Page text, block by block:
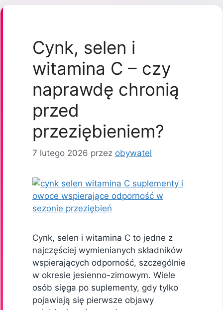
Cynk, selen i
witamina C – czy
naprawdę chronią
przed
przeziębieniem?
7 lutego 2026 przez obywatel
Cynk, selen i witamina C to jedne z
najczęściej wymienianych składników
wspierających odporność, szczególnie
w okresie jesienno-zimowym. Wiele
osób sięga po suplementy, gdy tylko
pojawiają się pierwsze objawy